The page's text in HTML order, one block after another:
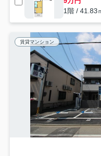
1階 / 41.83
賃貸マンション